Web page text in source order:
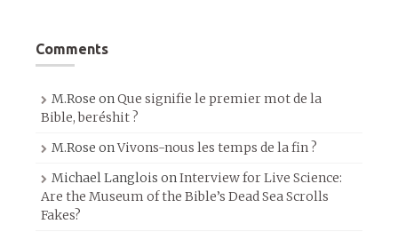
Comments
M.Rose onQue signifie le premier mot de la
Bible, beréshit ?
M.Rose onVivons-nous les temps de la fin ?
Michael Langlois onInterview for Live Science:
Are the Museum of the Bible’s Dead Sea Scrolls
Fakes?